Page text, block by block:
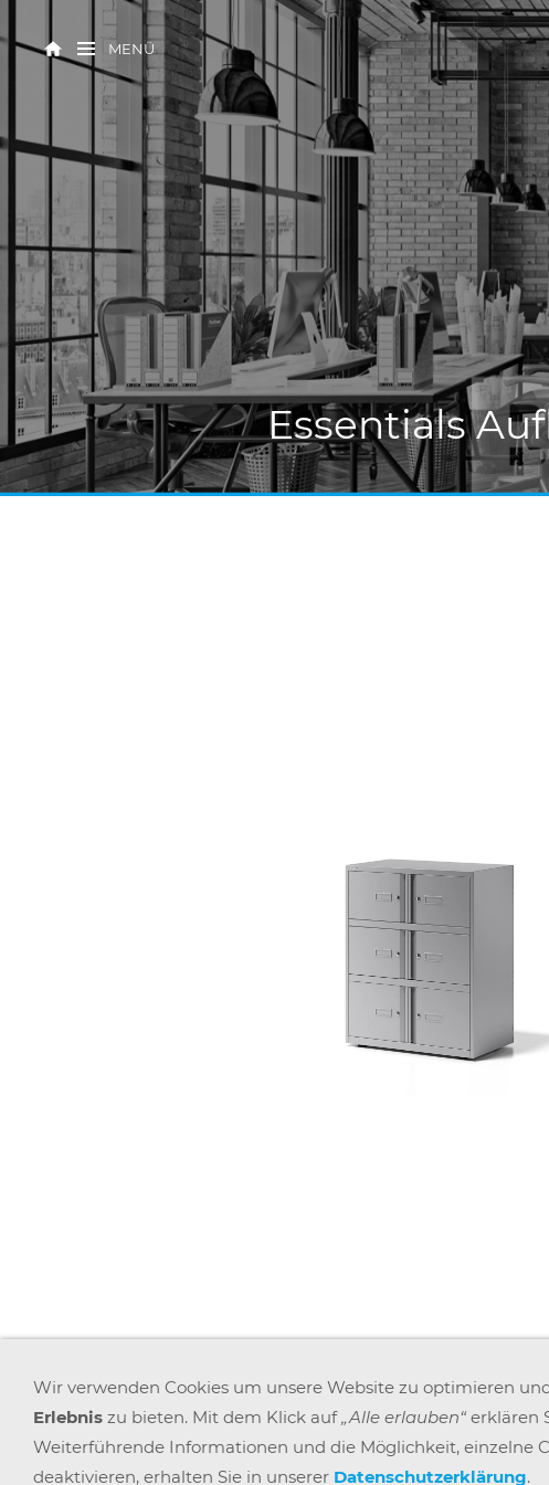
MENÜ
Essentials
Wir verwenden Cookies um unsere Website zu optimieren
Erlebnis zu bieten. Mit dem Klick auf„Alle erlauben“ erklären
Weiterführende Informationen und die Möglichkeit, einzelne
deaktivieren, erhalten Sie in unserer Datenschutzerklärung.